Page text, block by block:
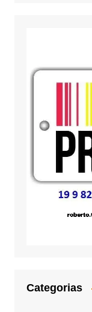
Categorias